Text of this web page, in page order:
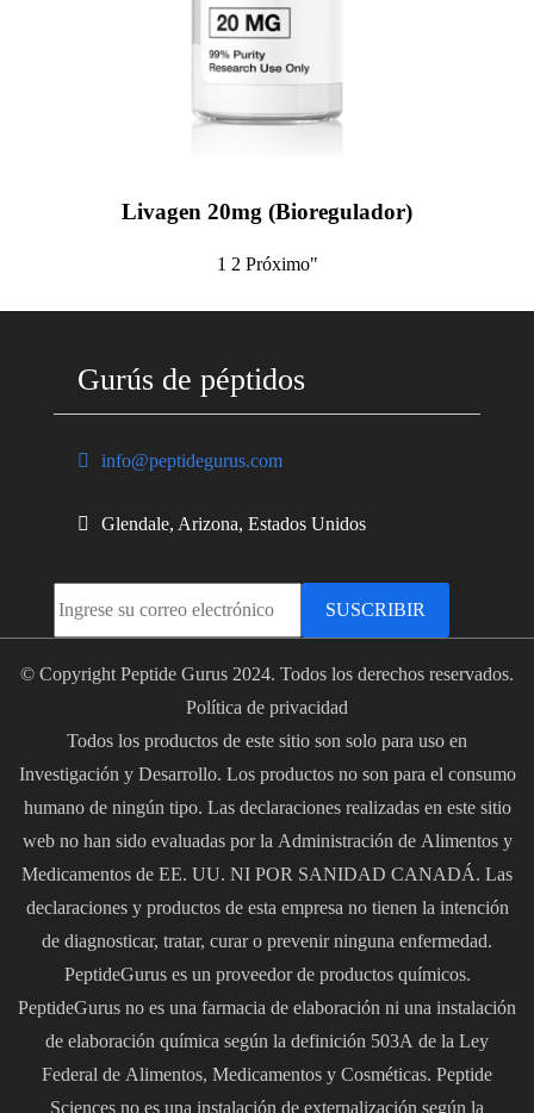
Livagen 20mg (Bioregulador)
1 2 Próximo"
Gurús de péptidos
info@peptidegurus.com
Glendale, Arizona, Estados Unidos
SUSCRIBIR
© Copyright Peptide Gurus 2024. Todos los derechos reservados.
Política de privacidad
Todos los productos de este sitio son solo para uso en
Investigación y Desarrollo. Los productos no son para el consumo
humano de ningún tipo. Las declaraciones realizadas en este sitio
web no han sido evaluadas por la Administración de Alimentos y
Medicamentos de EE. UU. NI POR SANIDAD CANADÁ. Las
declaraciones y productos de esta empresa no tienen la intención
de diagnosticar, tratar, curar o prevenir ninguna enfermedad.
PeptideGurus es un proveedor de productos químicos.
PeptideGurus no es una farmacia de elaboración ni una instalación
de elaboración química según la definición 503A de la Ley
Federal de Alimentos, Medicamentos y Cosméticas. Peptide
Sciences no es una instalación de externalización según la